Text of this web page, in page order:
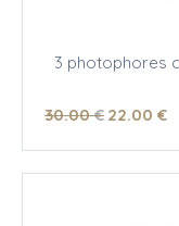
3 photophores
30.00 € 22.00 €